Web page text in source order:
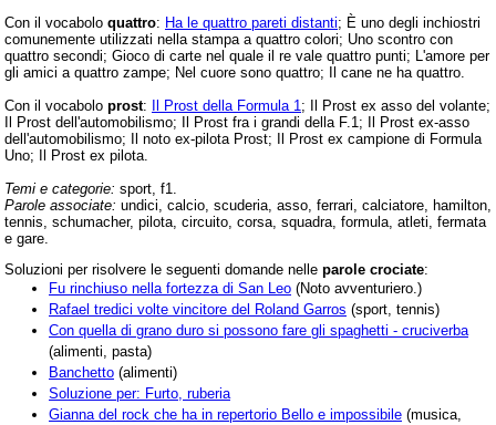
Con il vocabolo quattro: Ha le quattro pareti distanti; È uno degli inchiostri
comunemente utilizzati nella stampa a quattro colori; Uno scontro con
quattro secondi; Gioco di carte nel quale il re vale quattro punti; L'amore per
gli amici a quattro zampe; Nel cuore sono quattro; Il cane ne ha quattro.
Con il vocabolo prost: Il Prost della Formula 1 ; Il Prost ex asso del volante;
Il Prost dell'automobilismo; Il Prost fra i grandi della F.1; Il Prost ex-asso
dell'automobilismo; Il noto ex-pilota Prost; Il Prost ex campione di Formula
Uno; Il Prost ex pilota.
Temi e categorie: sport, f1.
Parole associate: undici, calcio, scuderia, asso, ferrari, calciatore, hamilton,
tennis, schumacher, pilota, circuito, corsa, squadra, formula, atleti, fermata
e gare.
Soluzioni per risolvere le seguenti domande nelle parole crociate:
Fu rinchiuso nella fortezza di San Leo (Noto avventuriero.)
Rafael tredici volte vincitore del Roland Garros (sport, tennis)
Con quella di grano duro si possono fare gli spaghetti - cruciverba
(alimenti, pasta)
Banchetto (alimenti)
Soluzione per: Furto, ruberia
Gianna del rock che ha in repertorio Bello e impossibile (musica,